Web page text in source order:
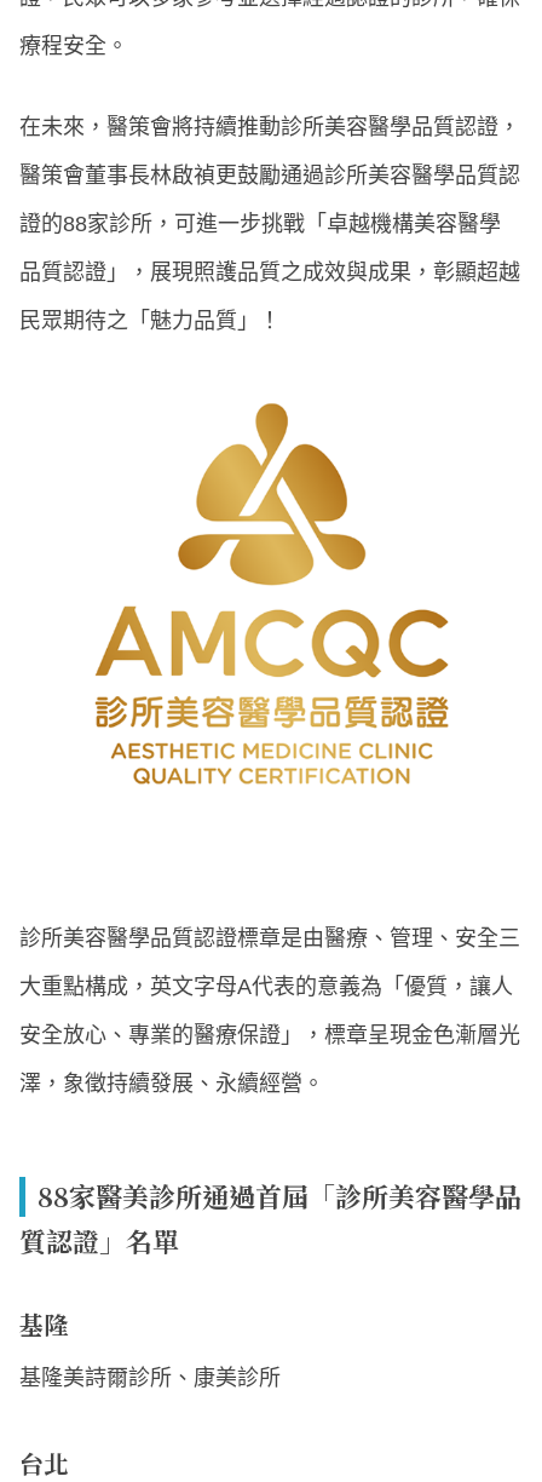
療程安全。
在未來，醫策會將持續推動診所美容醫學品質認證，
醫策會董事長林啟禎更鼓勵通過診所美容醫學品質認
證的88家診所，可進一步挑戰「卓越機構美容醫學
品質認證」，展現照護品質之成效與成果，彰顯超越
民眾期待之「魅力品質」！
診所美容醫學品質認證標章是由醫療、管理、安全三
大重點構成，英文字母A代表的意義為「優質，讓人
安全放心、專業的醫療保證」，標章呈現金色漸層光
澤，象徵持續發展、永續經營。
88家醫美診所通過首屆「診所美容醫學品
質認證」名單
基隆
基隆美詩爾診所、康美診所
台北